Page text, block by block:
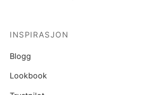
INSPIRASJON
Blogg
Lookbook